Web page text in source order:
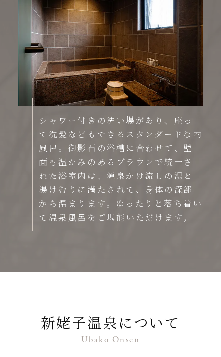
シャワー付きの洗い場があり、座っ
て洗髪などもできるスタンダードな内
風呂。御影石の浴槽に合わせて、壁
面も温かみのあるブラウンで統一さ
れた浴室内は、源泉かけ流しの湯と
湯けむりに満たされて、身体の深部
から温まります。ゆったりと落ち着い
て温泉風呂をご堪能いただけます。
新姥子温泉について
Ubako Onsen